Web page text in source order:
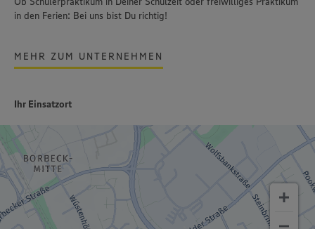
in den Ferien: Bei uns bist Du richtig!
MEHR ZUM UNTERNEHMEN
Ihr Einsatzort